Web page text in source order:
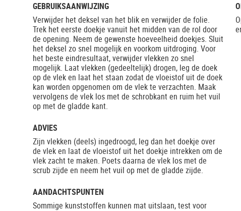
GEBRUIKSAANWIJZING
Verwijder het deksel van het blik en verwijder de folie.
Trek het eerste doekje vanuit het midden van de rol door
de opening. Neem de gewenste hoeveelheid doekjes. Sluit
het deksel zo snel mogelijk en voorkom uitdroging. Voor
het beste eindresultaat, verwijder vlekken zo snel
mogelijk. Laat vlekken (gedeeltelijk) drogen, leg de doek
op de vlek en laat het staan zodat de vloeistof uit de doek
kan worden opgenomen om de vlek te verzachten. Maak
vervolgens de vlek los met de schrobkant en ruim het vuil
op met de gladde kant.
ADVIES
Zijn vlekken (deels) ingedroogd, leg dan het doekje over
de vlek en laat de vloeistof uit het doekje intrekken om de
vlek zacht te maken. Poets daarna de vlek los met de
scrub zijde en neem het vuil op met de gladde zijde.
AANDACHTSPUNTEN
Sommige kunststoffen kunnen mat uitslaan, test voor